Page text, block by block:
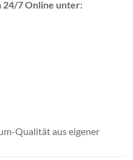
24/7 Online unter:
Qualität aus eigener